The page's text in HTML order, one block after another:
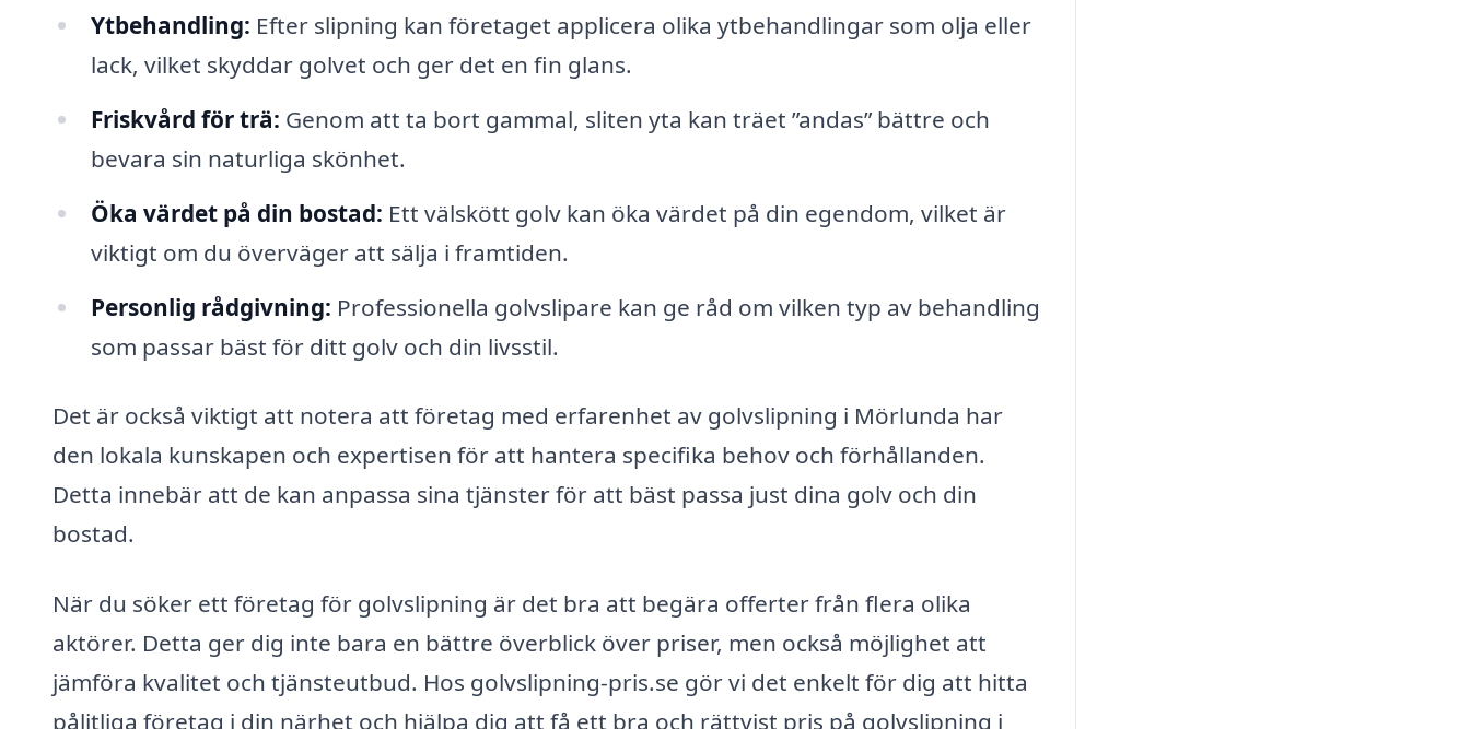
Ytbehandling: Efter slipning kan företaget applicera olika ytbehandlingar som olja eller
lack, vilket skyddar golvet och ger det en fin glans.
Friskvård för trä: Genom att ta bort gammal, sliten yta kan träet ”andas” bättre och
bevara sin naturliga skönhet.
Öka värdet på din bostad: Ett välskött golv kan öka värdet på din egendom, vilket är
viktigt om du överväger att sälja i framtiden.
Personlig rådgivning: Professionella golvslipare kan ge råd om vilken typ av behandling
som passar bäst för ditt golv och din livsstil.
Det är också viktigt att notera att företag med erfarenhet av golvslipning i Mörlunda har
den lokala kunskapen och expertisen för att hantera specifika behov och förhållanden.
Detta innebär att de kan anpassa sina tjänster för att bäst passa just dina golv och din
bostad.
När du söker ett företag för golvslipning är det bra att begära offerter från flera olika
aktörer. Detta ger dig inte bara en bättre överblick över priser, men också möjlighet att
jämföra kvalitet och tjänsteutbud. Hos golvslipning-pris.se gör vi det enkelt för dig att hitta
pålitliga företag i din närhet och hjälpa dig att få ett bra och rättvist pris på golvslipning i